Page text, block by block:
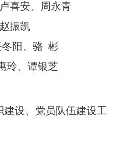
卢喜安、周永青
赵振凯
阳、骆 彬
玲、谭银芝
建设、党员队伍建设工